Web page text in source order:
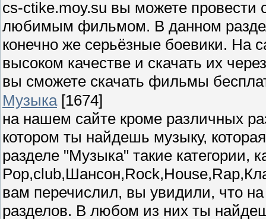
cs-ctike.moy.su вы можете провести
любимым фильмом. В данном
конечно же серьёзные боевики. На
высоком качестве и скачать их
вы сможете скачать фильмы
Музыка [1674]
на нашем сайте кроме различных
котором ты найдешь музыку,
разделе "Музыка" такие категории,
вам перечислил, вы увидили, что
разделов. В любом из них ты